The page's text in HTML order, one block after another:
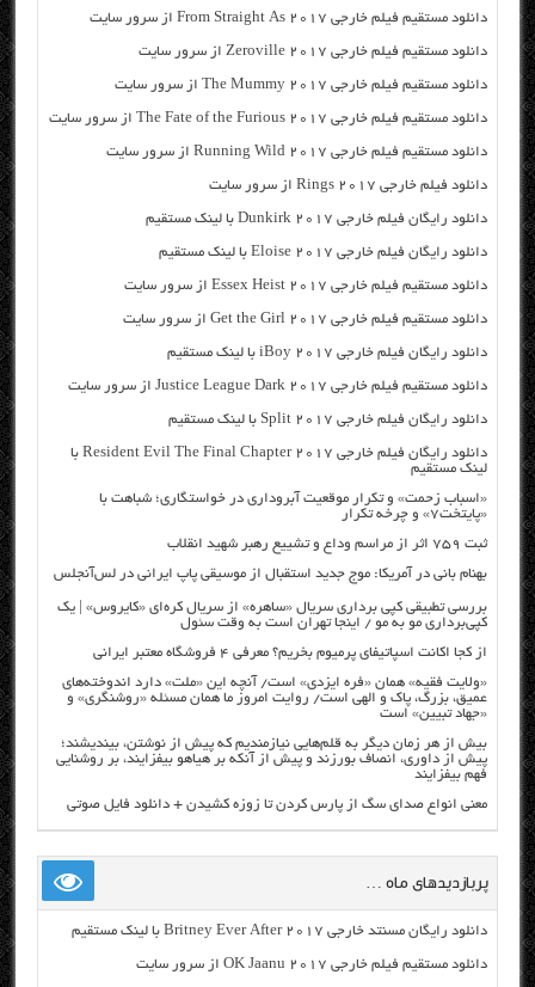
دانلود مستقیم فیلم خارجی From Straight As 2017 از سرور سایت
دانلود مستقیم فیلم خارجی Zeroville 2017 از سرور سایت
دانلود مستقیم فیلم خارجی The Mummy 2017 از سرور سایت
دانلود مستقیم فیلم خارجی The Fate of the Furious 2017 از سرور سایت
دانلود مستقیم فیلم خارجی Running Wild 2017 از سرور سایت
دانلود فیلم خارجی Rings 2017 از سرور سایت
دانلود رایگان فیلم خارجی Dunkirk 2017 با لینک مستقیم
دانلود رایگان فیلم خارجی Eloise 2017 با لینک مستقیم
دانلود مستقیم فیلم خارجی Essex Heist 2017 از سرور سایت
دانلود مستقیم فیلم خارجی Get the Girl 2017 از سرور سایت
دانلود رایگان فیلم خارجی iBoy 2017 با لینک مستقیم
دانلود مستقیم فیلم خارجی Justice League Dark 2017 از سرور سایت
دانلود رایگان فیلم خارجی Split 2017 با لینک مستقیم
دانلود رایگان فیلم خارجی Resident Evil The Final Chapter 2017 با
لینک مستقیم
«اسباب زحمت» و تکرار موقعیت آبروداری در خواستگاری؛ شباهت با
«پایتخت۷» و چرخه تکرار
ثبت ۷۵۹ اثر از مراسم وداع و تشییع رهبر شهید انقلاب
بهنام بانی در آمریکا: موج جدید استقبال از موسیقی پاپ ایرانی در لس‌آنجلس
بررسی تطبیقی کپی برداری سریال «ساهره» از سریال کره‌ای «کایروس» | یک
کپی‌برداری مو به مو / اینجا تهران است به وقت سئول
از کجا اکانت اسپاتیفای پرمیوم بخریم؟ معرفی ۴ فروشگاه معتبر ایرانی
«ولایت فقیه» همان «فره ایزدی» است/ آنچه این «ملت» دارد اندوخته‌های
عمیق، بزرگ، پاک و الهی است/ روایت امروز ما همان مسئله «روشنگری» و
«جهاد تبیین» است
بیش از هر زمان دیگر به قلم‌هایی نیازمندیم که پیش از نوشتن، بیندیشند؛
پیش از داوری، انصاف بورزند و پیش از آنکه بر هیاهو بیفزایند، بر روشنایی
فهم بیفزایند
معنی انواع صدای سگ از پارس کردن تا زوزه کشیدن + دانلود فایل صوتی
پربازدیدهای ماه …
دانلود رایگان مسنتد خارجی Britney Ever After 2017 با لینک مستقیم
دانلود مستقیم فیلم خارجی OK Jaanu 2017 از سرور سایت